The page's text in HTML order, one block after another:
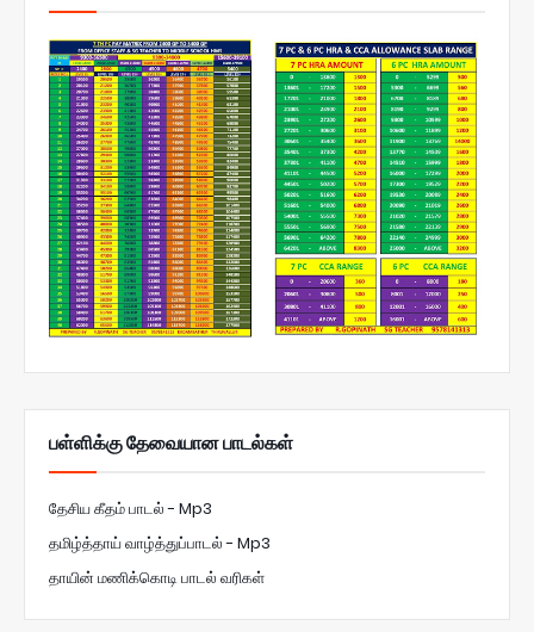
பள்ளிக்கு தேவையான பாடல்கள்
தேசிய கீதம் பாடல் - Mp3
தமிழ்த்தாய் வாழ்த்துப்பாடல் - Mp3
தாயின் மணிக்கொடி பாடல் வரிகள்